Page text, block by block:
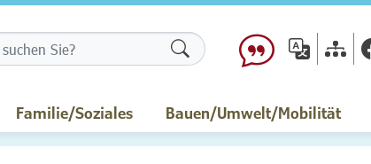
Formularschaltfläche
Familie/Soziales Bauen/Umwelt/Mobilität